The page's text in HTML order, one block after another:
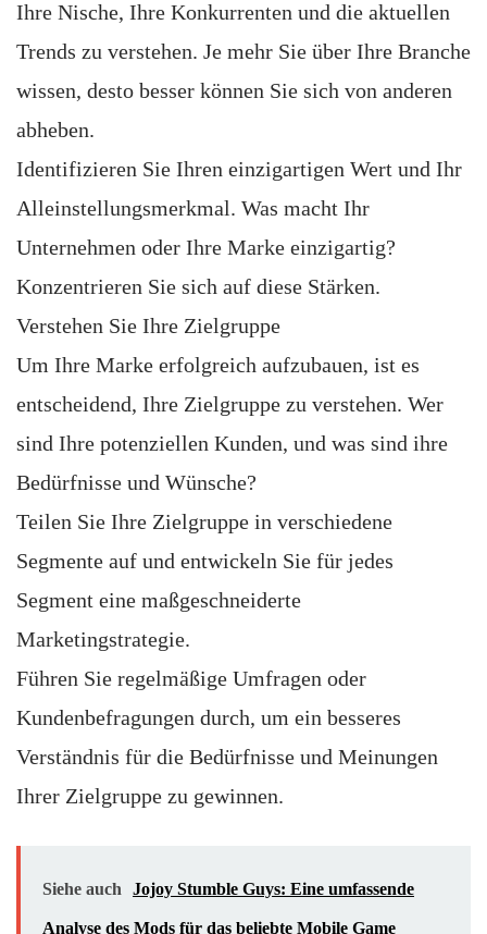
Ihre Nische, Ihre Konkurrenten und die aktuellen
Trends zu verstehen. Je mehr Sie über Ihre Branche
wissen, desto besser können Sie sich von anderen
abheben.
Identifizieren Sie Ihren einzigartigen Wert und Ihr
Alleinstellungsmerkmal. Was macht Ihr
Unternehmen oder Ihre Marke einzigartig?
Konzentrieren Sie sich auf diese Stärken.
Verstehen Sie Ihre Zielgruppe
Um Ihre Marke erfolgreich aufzubauen, ist es
entscheidend, Ihre Zielgruppe zu verstehen. Wer
sind Ihre potenziellen Kunden, und was sind ihre
Bedürfnisse und Wünsche?
Teilen Sie Ihre Zielgruppe in verschiedene
Segmente auf und entwickeln Sie für jedes
Segment eine maßgeschneiderte
Marketingstrategie.
Führen Sie regelmäßige Umfragen oder
Kundenbefragungen durch, um ein besseres
Verständnis für die Bedürfnisse und Meinungen
Ihrer Zielgruppe zu gewinnen.
Siehe auch Jojoy Stumble Guys: Eine umfassende
Analyse des Mods für das beliebte Mobile Game